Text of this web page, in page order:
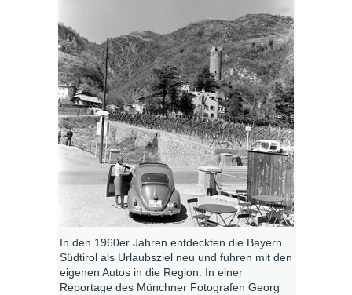
In den 1960er Jahren entdeckten die Bayern
Südtirol als Urlaubsziel neu und fuhren mit den
eigenen Autos in die Region. In einer
Reportage des Münchner Fotografen Georg